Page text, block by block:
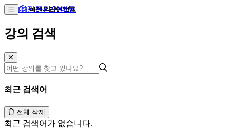
이젠온라인에듀
강의 검색
최근 검색어
전체 삭제
최근 검색어가 없습니다.